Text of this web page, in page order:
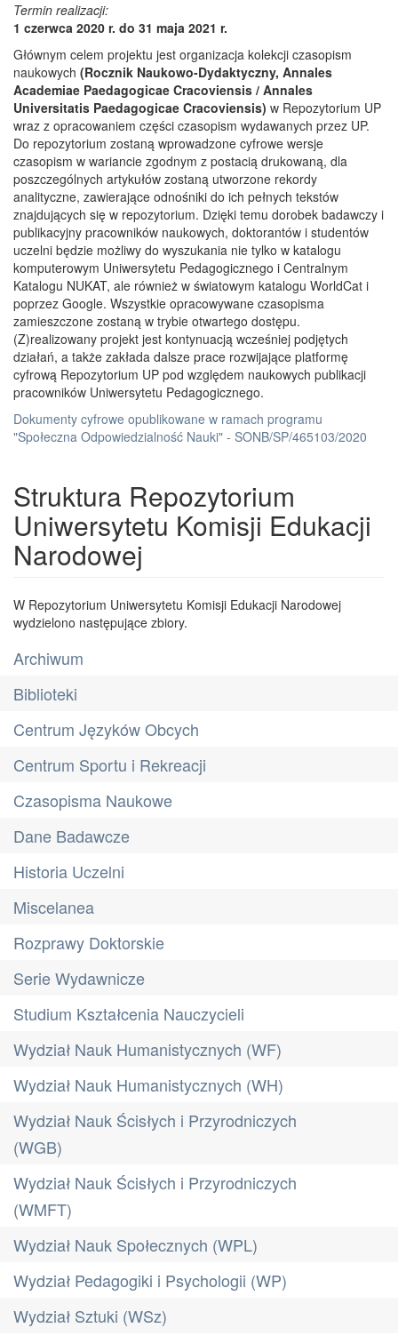
Termin realizacji:
1 czerwca 2020 r. do 31 maja 2021 r.
Głównym celem projektu jest organizacja kolekcji czasopism
naukowych (Rocznik Naukowo-Dydaktyczny, Annales
Academiae Paedagogicae Cracoviensis / Annales
Universitatis Paedagogicae Cracoviensis) w Repozytorium UP
wraz z opracowaniem części czasopism wydawanych przez UP.
Do repozytorium zostaną wprowadzone cyfrowe wersje
czasopism w wariancie zgodnym z postacią drukowaną, dla
poszczególnych artykułów zostaną utworzone rekordy
analityczne, zawierające odnośniki do ich pełnych tekstów
znajdujących się w repozytorium. Dzięki temu dorobek badawczy i
publikacyjny pracowników naukowych, doktorantów i studentów
uczelni będzie możliwy do wyszukania nie tylko w katalogu
komputerowym Uniwersytetu Pedagogicznego i Centralnym
Katalogu NUKAT, ale również w światowym katalogu WorldCat i
poprzez Google. Wszystkie opracowywane czasopisma
zamieszczone zostaną w trybie otwartego dostępu.
(Z)realizowany projekt jest kontynuacją wcześniej podjętych
działań, a także zakłada dalsze prace rozwijające platformę
cyfrową Repozytorium UP pod względem naukowych publikacji
pracowników Uniwersytetu Pedagogicznego.
Dokumenty cyfrowe opublikowane w ramach programu
"Społeczna Odpowiedzialność Nauki" - SONB/SP/465103/2020
Struktura Repozytorium
Uniwersytetu Komisji Edukacji
Narodowej
W Repozytorium Uniwersytetu Komisji Edukacji Narodowej
wydzielono następujące zbiory.
Archiwum
Biblioteki
Centrum Języków Obcych
Centrum Sportu i Rekreacji
Czasopisma Naukowe
Dane Badawcze
Historia Uczelni
Miscelanea
Rozprawy Doktorskie
Serie Wydawnicze
Studium Kształcenia Nauczycieli
Wydział Nauk Humanistycznych (WF)
Wydział Nauk Humanistycznych (WH)
Wydział Nauk Ścisłych i Przyrodniczych
(WGB)
Wydział Nauk Ścisłych i Przyrodniczych
(WMFT)
Wydział Nauk Społecznych (WPL)
Wydział Pedagogiki i Psychologii (WP)
Wydział Sztuki (WSz)